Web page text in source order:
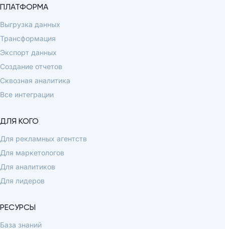
ПЛАТФОРМА
Выгрузка данных
Трансформация
Экспорт данных
Создание отчетов
Сквозная аналитика
Все интеграции
ДЛЯ КОГО
Для рекламных агентств
Для маркетологов
Для аналитиков
Для лидеров
РЕСУРСЫ
База знаний